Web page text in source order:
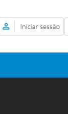
Iniciar sessão